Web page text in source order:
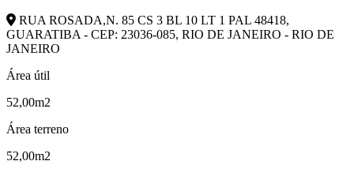
RUA ROSADA,N. 85 CS 3 BL 10 LT 1 PAL 48418,
GUARATIBA - CEP: 23036-085, RIO DE JANEIRO - RIO DE
JANEIRO
Área útil
52,00m2
Área terreno
52,00m2